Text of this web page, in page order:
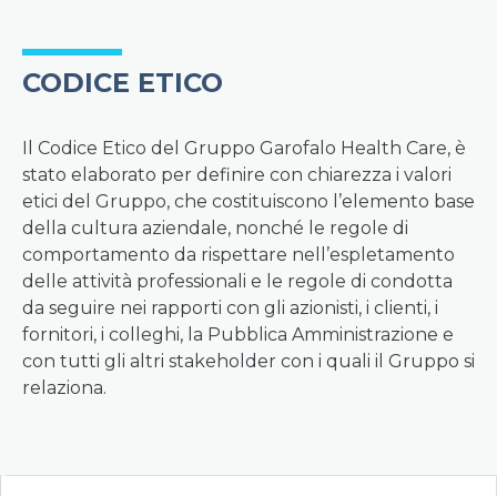
CODICE ETICO
Il Codice Etico del Gruppo Garofalo Health Care, è
stato elaborato per definire con chiarezza i valori
etici del Gruppo, che costituiscono l’elemento base
della cultura aziendale, nonché le regole di
comportamento da rispettare nell’espletamento
delle attività professionali e le regole di condotta
da seguire nei rapporti con gli azionisti, i clienti, i
fornitori, i colleghi, la Pubblica Amministrazione e
con tutti gli altri stakeholder con i quali il Gruppo si
relaziona.